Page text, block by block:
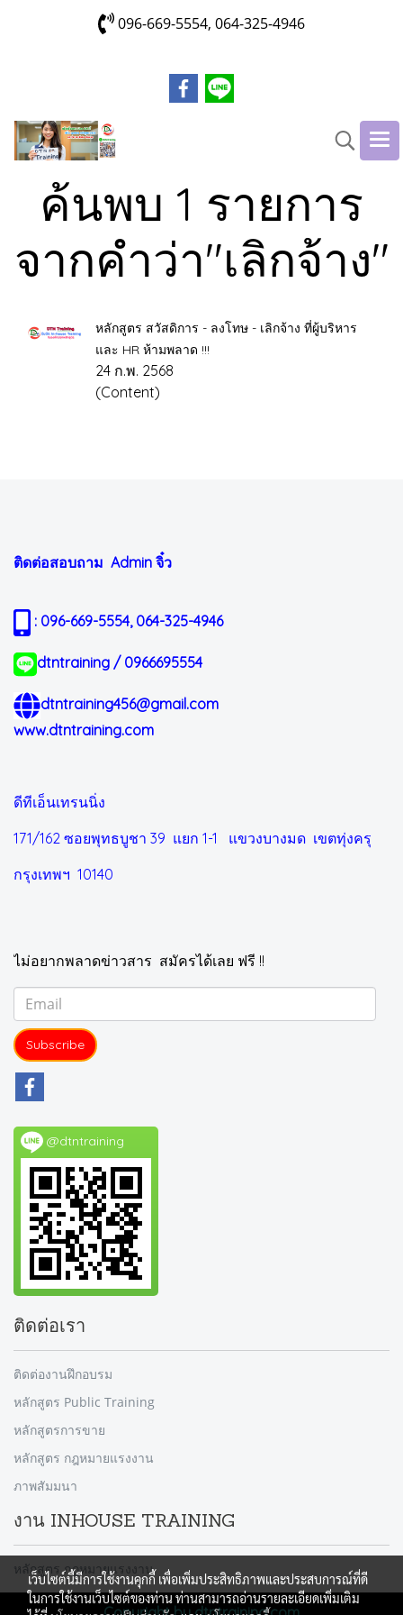
096-669-5554, 064-325-4946
ค้นพบ 1 รายการ
จากคำว่า"เลิกจ้าง"
หลักสูตร สวัสดิการ - ลงโทษ - เลิกจ้าง ที่ผู้บริหาร
และ HR ห้ามพลาด !!!
24 ก.พ. 2568
(Content)
ติดต่อสอบถาม Admin จิ๋ว
: 096-669-5554, 064-325-4946
dtntraining / 0966695554
dtntraining456@gmail.com
www.dtntraining.com
ดีทีเอ็นเทรนนิ่ง
171/162 ซอยพุทธบูชา 39 แยก 1-1 แขวงบางมด เขตทุ่งครุ
กรุงเทพฯ 10140
ไม่อยากพลาดข่าวสาร สมัครได้เลย ฟรี !!
Subscribe
@dtntraining
ติดต่อเรา
ติดต่องานฝึกอบรม
หลักสูตร Public Training
หลักสูตรการขาย
หลักสูตร กฎหมายแรงงาน
ภาพสัมมนา
งาน INHOUSE TRAINING
หลักสูตร กฎหมายแรงงาน
เว็บไซต์นี้มีการใช้งานคุกกี้ เพื่อเพิ่มประสิทธิภาพและประสบการณ์ที่ดี
ในการใช้งานเว็บไซต์ของท่าน ท่านสามารถอ่านรายละเอียดเพิ่มเติม